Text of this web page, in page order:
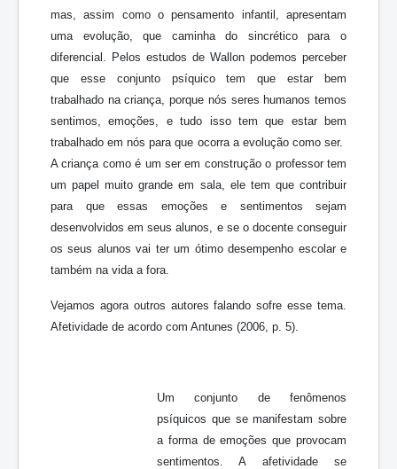
mas, assim como o pensamento infantil, apresentam
uma evolução, que caminha do sincrético para o
diferencial. Pelos estudos de Wallon podemos perceber
que esse conjunto psíquico tem que estar bem
trabalhado na criança, porque nós seres humanos temos
sentimos, emoções, e tudo isso tem que estar bem
trabalhado em nós para que ocorra a evolução como ser.
A criança como é um ser em construção o professor tem
um papel muito grande em sala, ele tem que contribuir
para que essas emoções e sentimentos sejam
desenvolvidos em seus alunos, e se o docente conseguir
os seus alunos vai ter um ótimo desempenho escolar e
também na vida a fora.
Vejamos agora outros autores falando sofre esse tema.
Afetividade de acordo com Antunes (2006, p. 5).
Um conjunto de fenômenos
psíquicos que se manifestam sobre
a forma de emoções que provocam
sentimentos. A afetividade se